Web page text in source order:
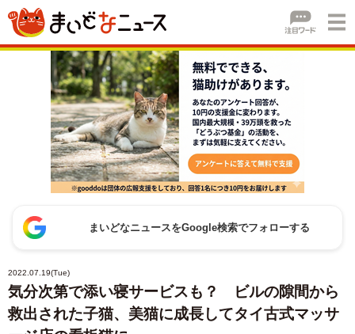
まいどなニュースをGoogle検索でフォローする
2022.07.19(Tue)
気分次第で添い寝サービスも？ ビルの隙間から
救出された子猫、美猫に成長してタイ古式マッサ